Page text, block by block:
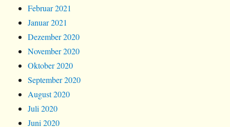
Februar 2021
Januar 2021
Dezember 2020
November 2020
Oktober 2020
September 2020
August 2020
Juli 2020
Juni 2020